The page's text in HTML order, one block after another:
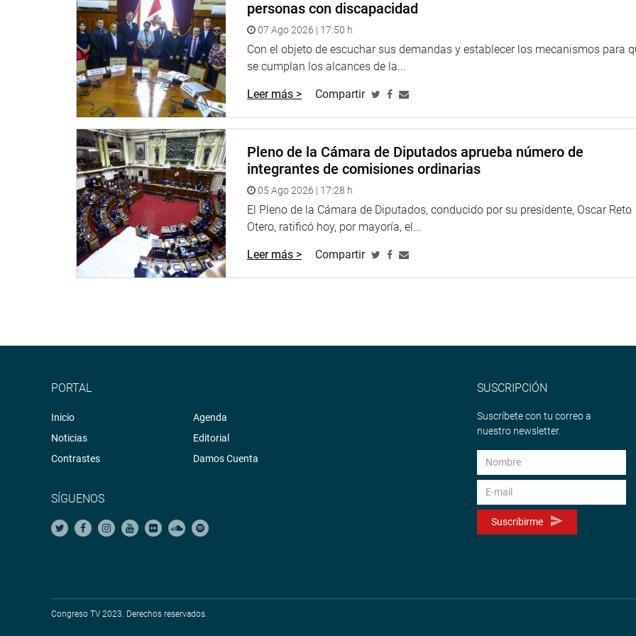
El director señaló que es fundamental que esta partida sea considerada en la Ley de Presupuesto que se debatirá
en las próximas semanas en el Congreso, con el fin de contratar personal de mantenimiento y vigilancia, dado
que el nuevo nosocomio está a punto de inaugurarse.
OFICINA DE COMUNICACIONES E IMAGEN INSTITUCIONAL
personas con discapacidad
07 Ago 2026 | 17:50 h
Con el objeto de escuchar sus demandas y establecer los mecanismos para
se cumplan los alcances de la...
Leer más > Compartir
Pleno de la Cámara de Diputados aprueba número de
integrantes de comisiones ordinarias
05 Ago 2026 | 17:28 h
El Pleno de la Cámara de Diputados, conducido por su presidente, Oscar Reto
Otero, ratificó hoy, por mayoría, el...
Leer más > Compartir
PORTAL
Inicio
Noticias
Contrastes
Agenda
Editorial
Damos Cuenta
SÍGUENOS
SUSCRIPCIÓN
Suscríbete con tu correo a
nuestro newsletter.
Suscribirme
Congreso TV 2023. Derechos reservados.